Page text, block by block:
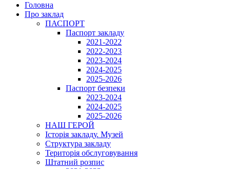
Головна
Про заклад
ПАСПОРТ
Паспорт закладу
2021-2022
2022-2023
2023-2024
2024-2025
2025-2026
Паспорт безпеки
2023-2024
2024-2025
2025-2026
НАШ ГЕРОЙ
Історія закладу. Музей
Структура закладу
Територія обслуговування
Штатний розпис